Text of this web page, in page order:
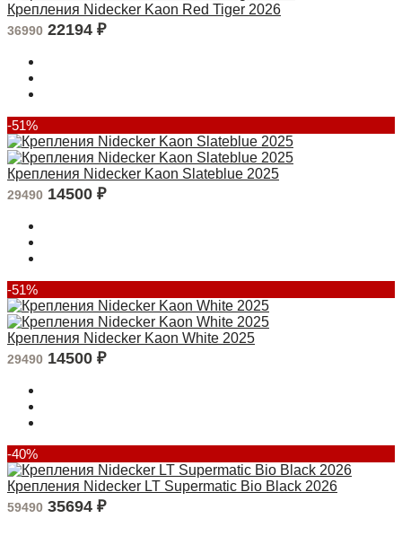
Крепления Nidecker Kaon Red Tiger 2026
36990 22194 ₽
-51%
Крепления Nidecker Kaon Slateblue 2025
29490 14500 ₽
-51%
Крепления Nidecker Kaon White 2025
29490 14500 ₽
-40%
Крепления Nidecker LT Supermatic Bio Black 2026
59490 35694 ₽